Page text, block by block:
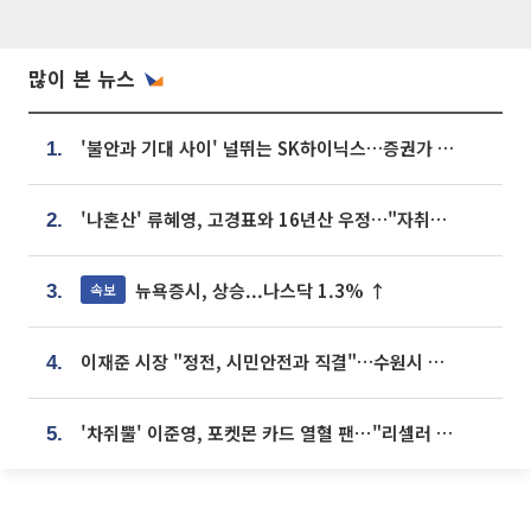
많이 본 뉴스
1. '불안과 기대 사이' 널뛰는 SK하이닉스…증권가 "HBM4·LTA 기반 펀터멘털 견고"
2. '나혼산' 류혜영, 고경표와 16년산 우정…"자취방서 부모님과 마주쳐"
3. 속보 뉴욕증시, 상승...나스닥 1.3% ↑
4. 이재준 시장 "정전, 시민안전과 직결"…수원시 비상대응체계 가동
5. '차쥐뿔' 이준영, 포켓몬 카드 열혈 팬⋯"리셀러 처단할 것"